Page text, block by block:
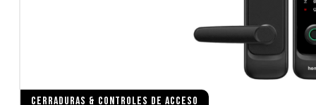
CERRADURAS & CONTROLES DE ACCESO